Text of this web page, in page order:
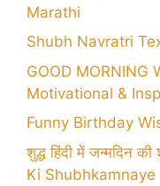
Marathi
Shubh Navratri
GOOD MORNING
Motivational &
Funny Birthday
शुद्ध हिंदी में जन्मदिन
Ki Shubhkamnaye